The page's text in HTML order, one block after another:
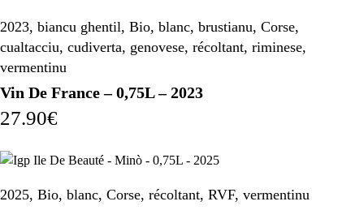
2023, biancu ghentil, Bio, blanc, brustianu, Corse,
cualtacciu, cudiverta, genovese, récoltant, riminese,
vermentinu
Vin De France – 0,75L – 2023
27.90€
2025, Bio, blanc, Corse, récoltant, RVF, vermentinu